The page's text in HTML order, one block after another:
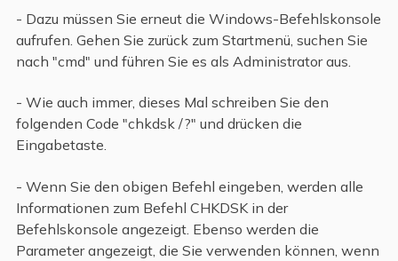
- Dazu müssen Sie erneut die Windows-Befehlskonsole
aufrufen. Gehen Sie zurück zum Startmenü, suchen Sie
nach "cmd" und führen Sie es als Administrator aus.
- Wie auch immer, dieses Mal schreiben Sie den
folgenden Code "chkdsk /?" und drücken die
Eingabetaste.
- Wenn Sie den obigen Befehl eingeben, werden alle
Informationen zum Befehl CHKDSK in der
Befehlskonsole angezeigt. Ebenso werden die
Parameter angezeigt, die Sie verwenden können, wenn